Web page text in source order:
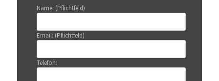
Name: (Pflichtfeld)
Email: (Pflichtfeld)
Telefon: